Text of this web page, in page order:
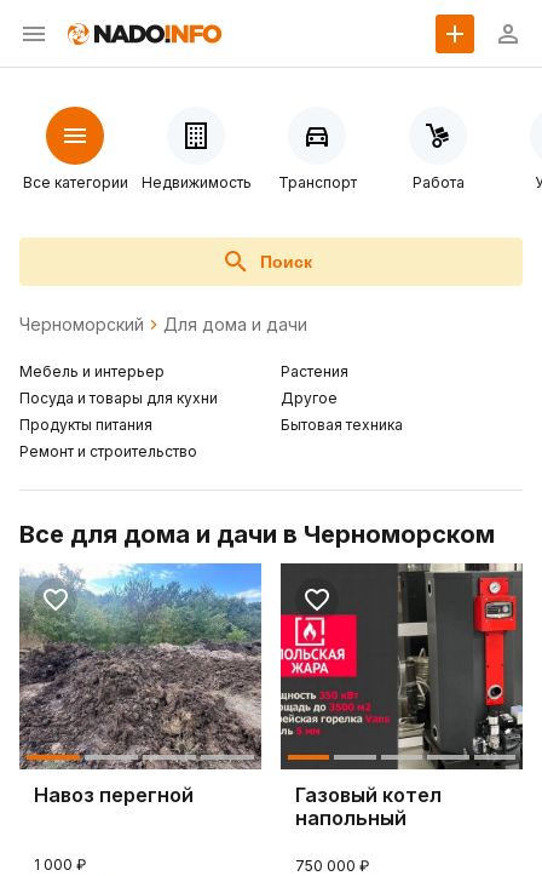
Все категории Недвижимость Транспорт Работа
Поиск
Черноморский Для дома и дачи
Мебель и интерьер
Посуда и товары для кухни
Продукты питания
Ремонт и строительство
Растения
Другое
Бытовая техника
Все для дома и дачи в Черноморском
Навоз перегной
1 000 ₽
Газовый котел
напольный
750 000 ₽